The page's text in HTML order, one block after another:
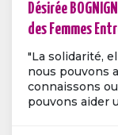
Désirée
des Femmes
"La solidarité,
nous pouvons
connaissons
pouvons aider